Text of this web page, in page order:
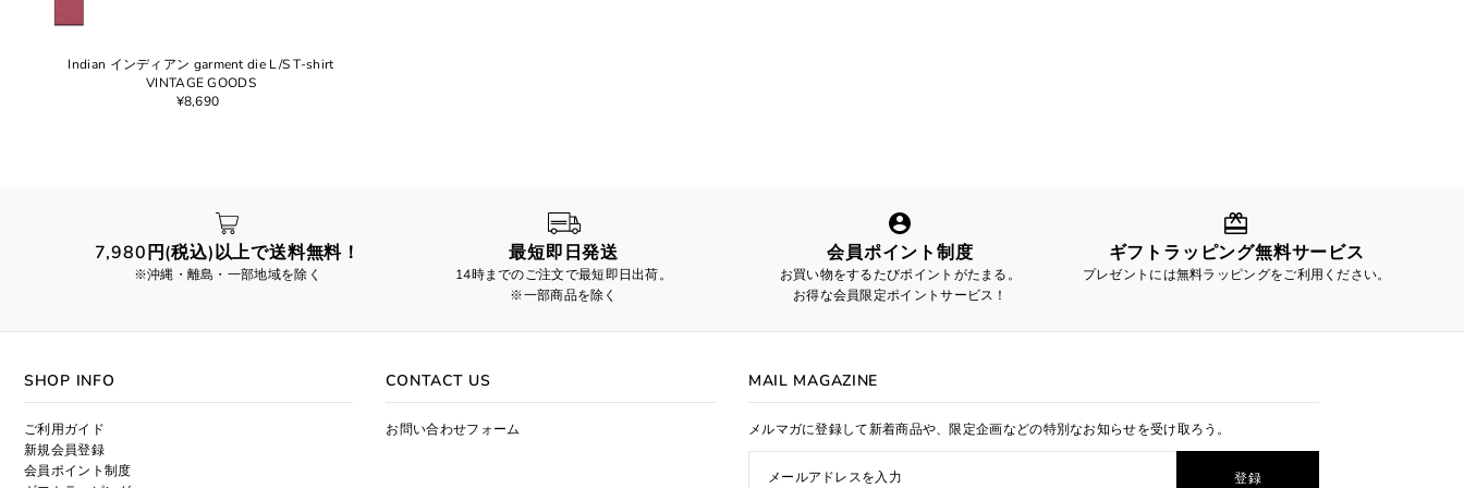
Indian インディアン garment die L/S T-shirt
VINTAGE GOODS
¥8,690
7,980円(税込)以上で送料無料！
※沖縄・離島・一部地域を除く
最短即日発送
14時までのご注文で最短即日出荷。
※一部商品を除く
会員ポイント制度
お買い物をするたびポイントがたまる。
お得な会員限定ポイントサービス！
ギフトラッピング無料サービス
プレゼントには無料ラッピングをご利用ください。
SHOP INFO
ご利用ガイド
新規会員登録
会員ポイント制度
CONTACT US
お問い合わせフォーム
MAIL MAGAZINE
メルマガに登録して新着商品や、限定企画などの特別なお知らせを受け取ろう。